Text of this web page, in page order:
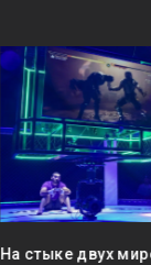
На стыке двух